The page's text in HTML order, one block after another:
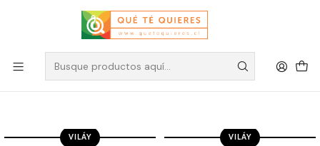
Viláy
Filtros
VILÁY VILÁY